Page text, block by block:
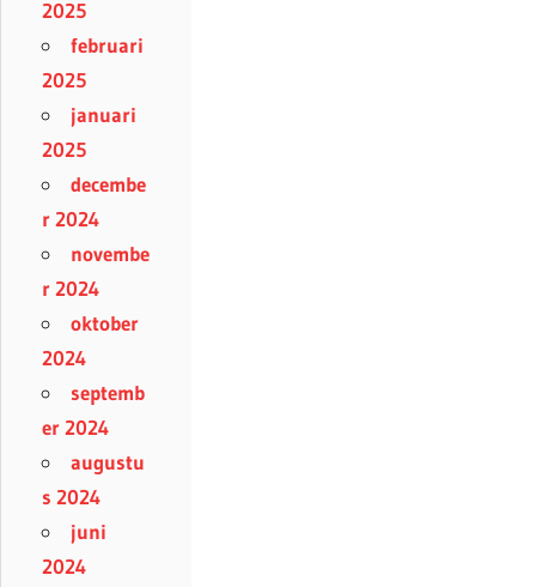
2025
februari
2025
januari
2025
decembe
r 2024
novembe
r 2024
oktober
2024
septemb
er 2024
augustu
s 2024
juni
2024